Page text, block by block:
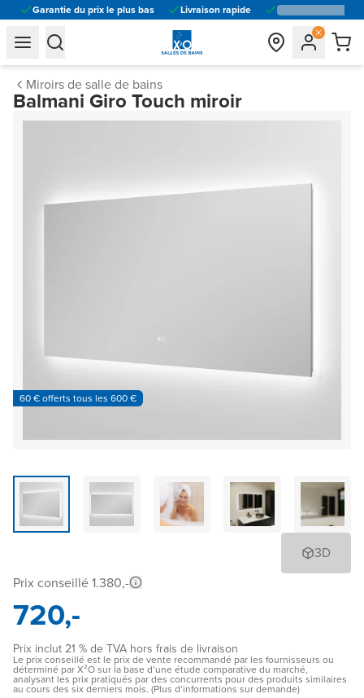
Garantie du prix le plus bas Livraison rapide
general.navigation.toggle_menu.label
general.navigation.toggle_menu.label
Miroirs de salle de bains
Balmani Giro Touch miroir
60 € offerts tous les 600 €
3D
Prix conseillé 1.380,-
720,-
Prix inclut 21 % de TVA hors frais de livraison
Le prix conseillé est le prix de vente recommandé par les fournisseurs ou
déterminé par X²O sur la base d’une étude comparative du marché,
analysant les prix pratiqués par des concurrents pour des produits similaires
au cours des six derniers mois. (Plus d’informations sur demande)